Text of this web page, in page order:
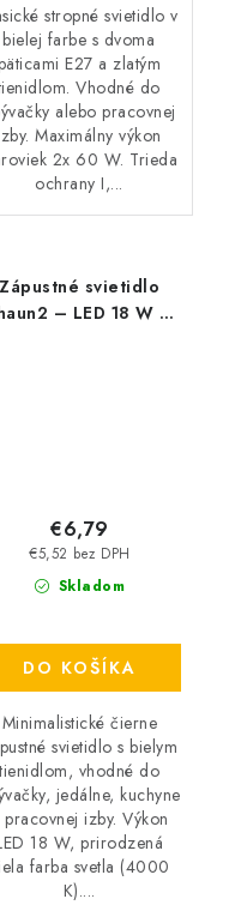
stropné svietidlo v
bielej farbe s dvoma
E27 a zlatým
Vhodné do
alebo pracovnej
Maximálny výkon
2x 60 W. Trieda
ochrany I,...
Zápustné svietidlo
– LED 18 W –
Skladom
€5,52 bez DPH
€6,79
DO KOŠÍKA
Minimalistické čierne
svietidlo s bielym
tienidlom, vhodné do
jedálne, kuchyne
pracovnej izby. Výkon
18 W, prirodzená
farba svetla (4000
K)....